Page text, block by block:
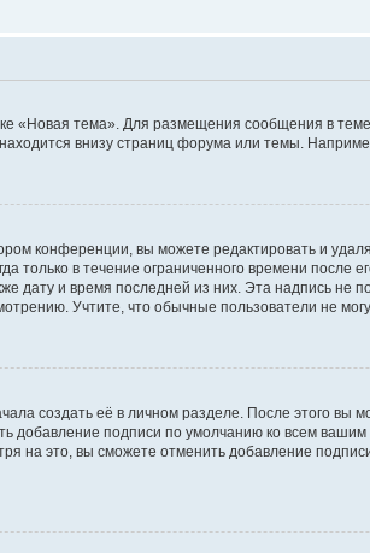
«Новая тема». Для размещения сообщения в
внизу страниц форума или темы.
конференции, вы можете редактировать и
только в течение ограниченного времени
дату и время последней из них. Эта надпись
Учтите, что обычные пользователи не
создать её в личном разделе. После этого вы
добавление подписи по умолчанию ко всем
на это, вы сможете отменить добавление